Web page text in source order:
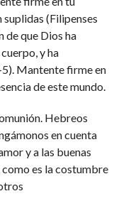
suplidas (Filipenses
de que Dios ha
y ha
Mantente firme en
de este mundo.
Hebreos
en cuenta
y a las buenas
es la costumbre